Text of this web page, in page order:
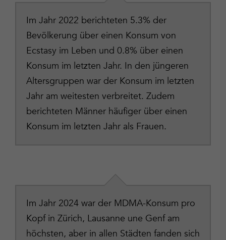
Im Jahr 2022 berichteten 5.3% der
Bevölkerung über einen Konsum von
Ecstasy im Leben und 0.8% über einen
Konsum im letzten Jahr. In den jüngeren
Altersgruppen war der Konsum im letzten
Jahr am weitesten verbreitet. Zudem
berichteten Männer häufiger über einen
Konsum im letzten Jahr als Frauen.
Im Jahr 2024 war der MDMA-Konsum pro
Kopf in Zürich, Lausanne une Genf am
höchsten, aber in allen Städten fanden sich